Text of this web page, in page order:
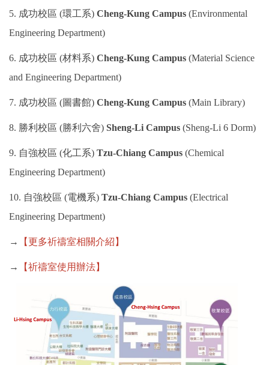
CareerNavigator 成/引蝶計畫
5. 成功校區 (環工系) Cheng-Kung Campus (Environmental
Engineering Department)
6. 成功校區 (材料系) Cheng-Kung Campus (Material Science
and Engineering Department)
7. 成功校區 (圖書館) Cheng-Kung Campus (Main Library)
8. 勝利校區 (勝利六舍) Sheng-Li Campus (Sheng-Li 6 Dorm)
9. 自強校區 (化工系) Tzu-Chiang Campus (Chemical
Engineering Department)
10. 自強校區 (電機系) Tzu-Chiang Campus (Electrical
Engineering Department)
→ 【更多祈禱室相關介紹】
→ 【祈禱室使用辦法】